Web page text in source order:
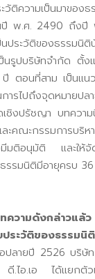
ติความเป็นมาของ
นปี พ.ศ. 2490 ถึง
วัติของธรรมนิตินั
ป็นรูปบริษัทจำกัด ตั้
อนที่สาม เป็นแน
ารไปถึงจุดหมายปล
เชิงปรัชญา บทควา
ะคณะกรรมการบริ
ติอนุมัติ และให้จั
ธรรมนิติมีอายุครบ
วามดังกล่าวแ
ระวัติของธรรมนิ
ปลายปี 2526 บริษั
ไอ.เอ ได้แยกตัวแ